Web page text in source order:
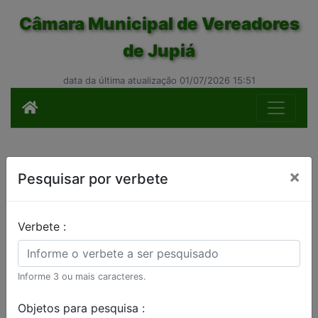
Câmara Municipal de Vereadores
de Jupiá
data da última atualização 01/07/2026 15:51
Pesquisar por verbete ×
Verbete :
Informe 3 ou mais caracteres.
Objetos para pesquisa :